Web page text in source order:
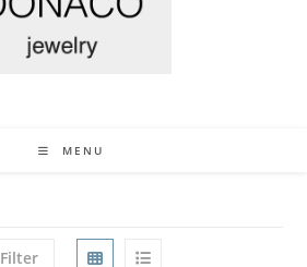
MENU
Filter